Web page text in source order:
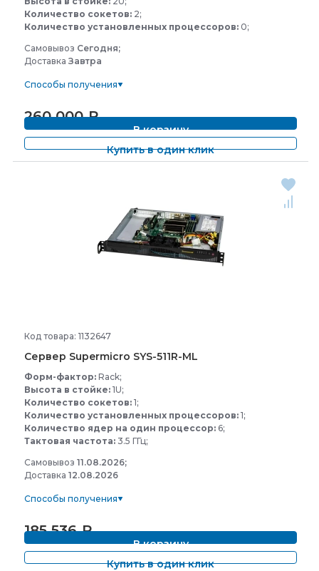
Количество сокетов: 2;
Количество установленных процессоров: 0;
Самовывоз Сегодня;
Доставка Завтра
Способы получения
260 000₽
Купить в один клик
В корзину
Код товара: 1132647
Сервер Supermicro SYS-511R-ML
Форм-фактор: Rack;
Высота в стойке: 1U;
Количество сокетов: 1;
Количество установленных процессоров: 1;
Количество ядер на один процессор: 6;
Тактовая частота: 3.5 ГГц;
Самовывоз 11.08.2026;
Доставка 12.08.2026
Способы получения
185 536₽
Купить в один клик
В корзину